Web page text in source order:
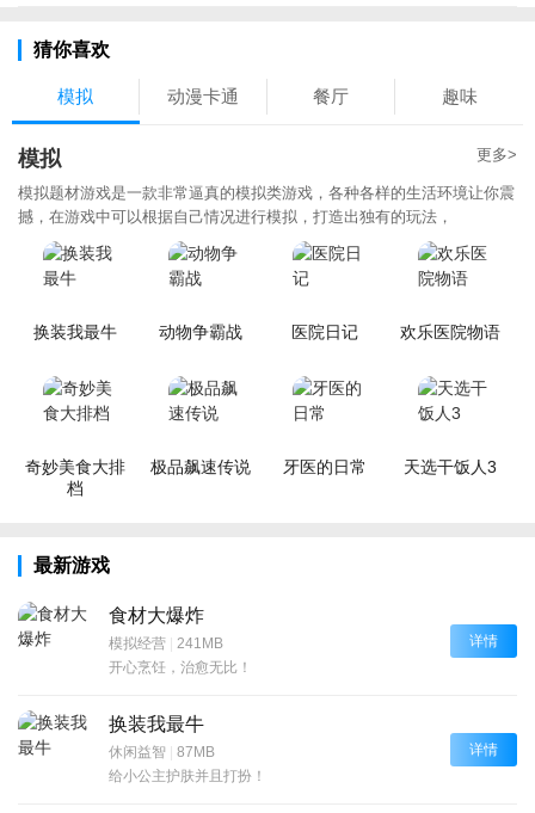
猜你喜欢
模拟 动漫卡通 餐厅 趣味
模拟 更多>
模拟题材游戏是一款非常逼真的模拟类游戏，各种各样的生活环境让你震
撼，在游戏中可以根据自己情况进行模拟，打造出独有的玩法，
换装我最牛 动物争霸战 医院日记 欢乐医院物语
奇妙美食大排
档
极品飙速传说 牙医的日常 天选干饭人3
最新游戏
食材大爆炸
模拟经营 | 241MB
开心烹饪，治愈无比！
详情
换装我最牛
休闲益智 | 87MB
给小公主护肤并且打扮！
详情